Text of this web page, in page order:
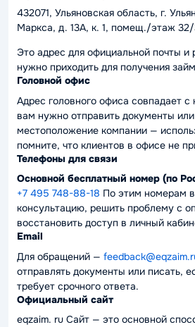
432071, Ульяновская область, г.
Маркса, д. 13А, к. 1, помещ./этаж
Это адрес для официальной почты и
нужно приходить для получения
Головной офис
Адрес головного офиса совпадает
вам нужно отправить документы
местоположение компании —
помните, что клиентов в офисе не
Телефоны для связи
Основной бесплатный номер (по
+7 495 748-88-18 По этим номерам
консультацию, решить проблему с
восстановить доступ в личный
Email
Для обращений —
отправлять документы или писать,
требует срочного ответа.
Официальный сайт
eqzaim. ru Сайт — это основной